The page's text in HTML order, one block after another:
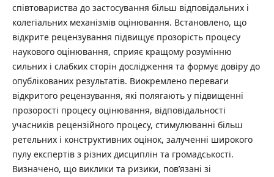
співтовариства до застосування більш відповідальних і
колегіальних механізмів оцінювання. Встановлено, що
відкрите рецензування підвищує прозорість процесу
наукового оцінювання, сприяє кращому розумінню
сильних і слабких сторін дослідження та формує довіру до
опублікованих результатів. Виокремлено переваги
відкритого рецензування, які полягають у підвищенні
прозорості процесу оцінювання, відповідальності
учасників рецензійного процесу, стимулюванні більш
ретельних і конструктивних оцінок, залученні широкого
пулу експертів з різних дисциплін та громадськості.
Визначено, що виклики та ризики, пов’язані зі